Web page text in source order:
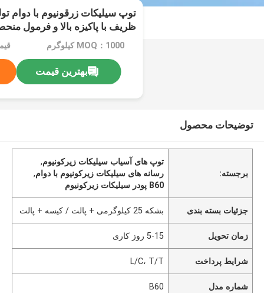
توپ سیلیکات زرقونیوم با دوام
ظریف با پاکیزه بالا و فرمول
کردن و پایان سطح مات 125-250μm B60
MOQ：1000 کیلوگرم
بهترین قیمت
توضیحات محصول
برجسته:
توپ های آسیاب سیلیکات زیرکونیوم,
رسانه های سیلیکات زیرکونیوم با دوام,
B60 پودر سیلیکات زیرکونیوم
جزئیات بسته بندی بشکه 25 کیلوگرمی + پالت / کیسه + پالت
زمان تحویل 5-15 روز کاری
شرایط پرداخت L/C، T/T
شماره مدل B60